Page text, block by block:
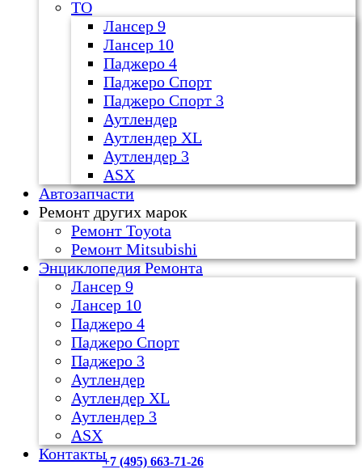
ТО
Лансер 9
Лансер 10
Паджеро 4
Паджеро Спорт
Паджеро Спорт 3
Аутлендер
Аутлендер ХL
Аутлендер 3
ASX
Автозапчасти
Ремонт других марок
Ремонт Toyota
Ремонт Mitsubishi
Энциклопедия Ремонта
Лансер 9
Лансер 10
Паджеро 4
Паджеро Спорт
Паджеро 3
Аутлендер
Аутлендер ХL
Аутлендер 3
ASX
Контакты+7 (495) 663-71-26